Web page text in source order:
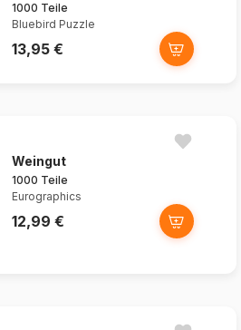
1000 Teile
Bluebird Puzzle
13,95 €
Weingut
1000 Teile
Eurographics
12,99 €